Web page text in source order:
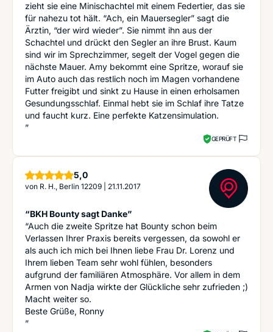
zieht sie eine Minischachtel mit einem Federtier, das sie
für nahezu tot hält. “Ach, ein Mauersegler” sagt die
Ärztin, “der wird wieder”. Sie nimmt ihn aus der
Schachtel und drückt den Segler an ihre Brust. Kaum
sind wir im Sprechzimmer, segelt der Vogel gegen die
nächste Mauer. Amy bekommt eine Spritze, worauf sie
im Auto auch das restlich noch im Magen vorhandene
Futter freigibt und sinkt zu Hause in einen erholsamen
Gesundungsschlaf. Einmal hebt sie im Schlaf ihre Tatze
und faucht kurz. Eine perfekte Katzensimulation.
”
GEPRÜFT
5,0Sterne
von R. H., Berlin 12209 21.11.2017
“BKH Bounty sagt Danke”
“Auch die zweite Spritze hat Bounty schon beim
Verlassen Ihrer Praxis bereits vergessen, da sowohl er
als auch ich mich bei Ihnen liebe Frau Dr. Lorenz und
Ihrem lieben Team sehr wohl fühlen, besonders
aufgrund der familiären Atmosphäre. Vor allem in dem
Armen von Nadja wirkte der Glückliche sehr zufrieden ;)
Macht weiter so.
Beste Grüße, Ronny
”